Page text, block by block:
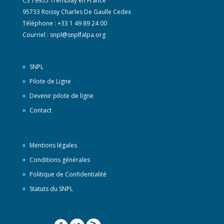
95733 Roissy Charles De Gaulle Cedex
Téléphone : +33 1 49 89 24 00
Courriel : snpl@snplfalpa.org
SNPL
Pilote de Ligne
Devenir pilote de ligne
Contact
Mentions légales
Conditions générales
Politique de Confidentialité
Statuts du SNPL